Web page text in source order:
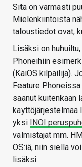
Sitä on varmasti
Mielenkiintoista
taloustiedot ovat,
Lisäksi on
Phoneihiin
(KaiOS kilpailija).
Feature
saanut kuitenkaan
käyttöjärjestelmää
yksi INOI
valmistajat mm.
OS:iä, niin siellä
lisäksi.